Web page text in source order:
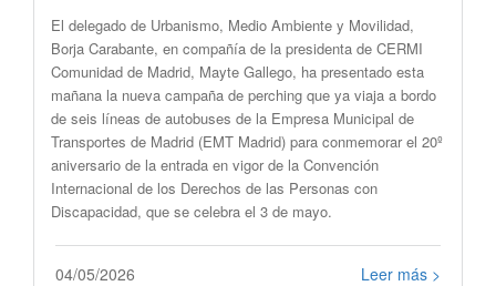
El delegado de Urbanismo, Medio Ambiente y Movilidad,
Borja Carabante, en compañía de la presidenta de CERMI
Comunidad de Madrid, Mayte Gallego, ha presentado esta
mañana la nueva campaña de perching que ya viaja a bordo
de seis líneas de autobuses de la Empresa Municipal de
Transportes de Madrid (EMT Madrid) para conmemorar el 20º
aniversario de la entrada en vigor de la Convención
Internacional de los Derechos de las Personas con
Discapacidad, que se celebra el 3 de mayo.
04/05/2026 Leer más >